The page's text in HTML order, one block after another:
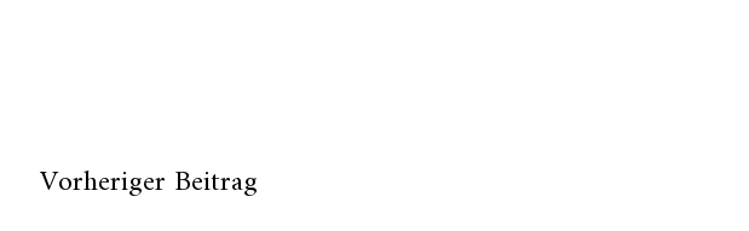
Vorheriger Beitrag